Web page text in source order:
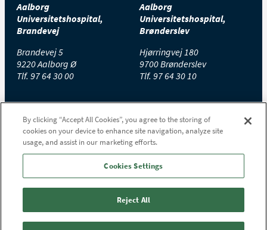
Aalborg
Universitetshospital,
Brandevej
Brandevej 5
9220 Aalborg Ø
Tlf. 97 64 30 00
Aalborg
Universitetshospital,
Brønderslev
Hjørringvej 180
9700 Brønderslev
Tlf. 97 64 30 10
Universitetshospital,
Farsø
Højgårdsvej 11
Tlf.97 65 30 00
Universitetshospital,
Hobro
Stolbjergvej 8
9500 Hobro
Tlf.97 65 20 00
Aalborg
Universitetshospital,
By clicking “Accept All Cookies”, you agree to the storing of
cookies on your device to enhance site navigation, analyze site
usage, and assist in our marketing efforts.
Cookies Settings
Reject All